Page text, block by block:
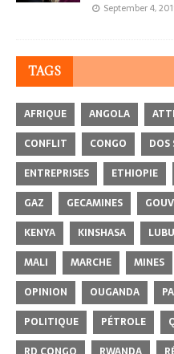
September 4,
TAGS
AFRIQUE ANGOLA
CONFLIT
CONGO DOS
ENTREPRISES
ETHIOPIE
GAZ
GECAMINES
KENYA
KINSHASA
MALI
MARCHE MINES
OPINION
OUGANDA
POLITIQUE
PÉTROLE